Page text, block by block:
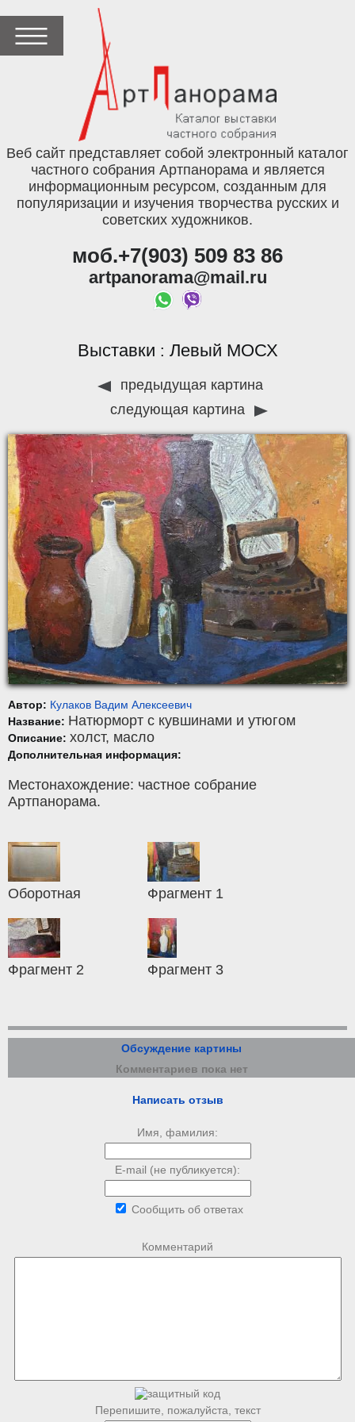
Веб сайт представляет собой электронный каталог
частного собрания Артпанорама и является
информационным ресурсом, созданным для
популяризации и изучения творчества русских и
советских художников.
моб.+7(903) 509 83 86
artpanorama@mail.ru
Выставки : Левый МОСХ
предыдущая картина
следующая картина
Автор: Кулаков Вадим Алексеевич
Название: Натюрморт с кувшинами и утюгом
Описание: холст, масло
Дополнительная информация:
Местонахождение: частное собрание
Артпанорама.
Оборотная Фрагмент 1
Фрагмент 2 Фрагмент 3
Обсуждение картины
Комментариев пока нет
Написать отзыв
Имя, фамилия:
E-mail (не публикуется):
Сообщить об ответах
Комментарий
Перепишите, пожалуйста, текст